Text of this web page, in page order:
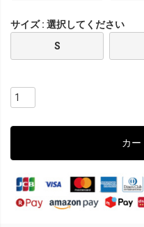
サイズ
選択してください
S
カー